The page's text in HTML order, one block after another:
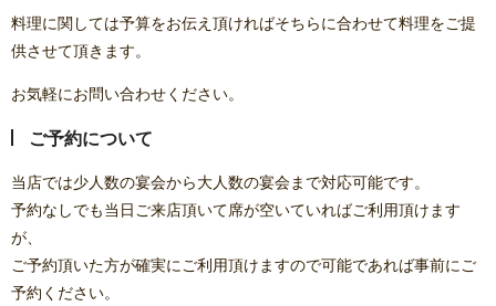
料理に関しては予算をお伝え頂ければそちらに合わせて料理をご提
供させて頂きます。
お気軽にお問い合わせください。
ご予約について
当店では少人数の宴会から大人数の宴会まで対応可能です。
予約なしでも当日ご来店頂いて席が空いていればご利用頂けます
が、
ご予約頂いた方が確実にご利用頂けますので可能であれば事前にご
予約ください。